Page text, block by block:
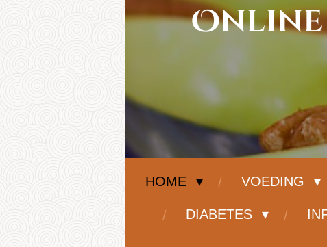
Online
HOME VOEDING
DIABETES